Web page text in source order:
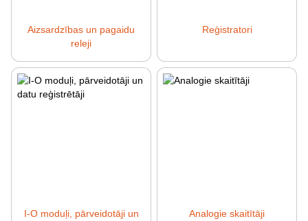
Aizsardzības un pagaidu
releji
Reģistratori
I-O moduļi, pārveidotāji un
Analogie skaitītāji